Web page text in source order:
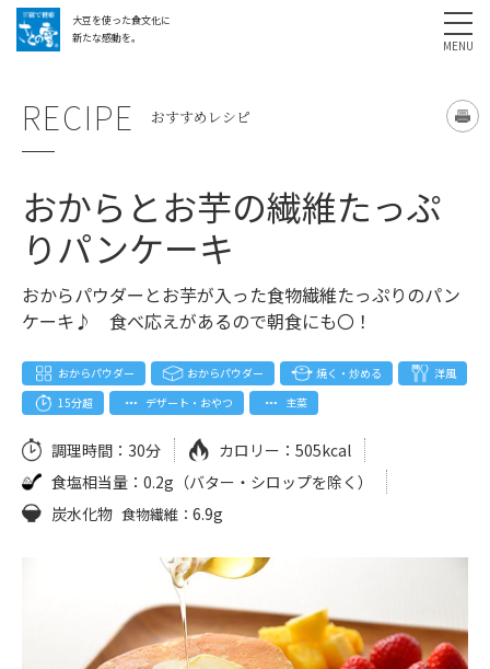
大豆を使った食文化に
新たな感動を。
採用情報
RECIPE おすすめレシピ
おからとお芋の繊維たっぷ
りパンケーキ
おからパウダーとお芋が入った食物繊維たっぷりのパン
ケーキ♪ 食べ応えがあるので朝食にも〇！
おからパウダー おからパウダー 焼く・炒める
洋風
15分超
デザート・おやつ 主菜
調理時間： 30分 カロリー： 505kcal
食塩相当量： 0.2g（バター・シロップを除く）
炭水化物 食物繊維： 6.9g